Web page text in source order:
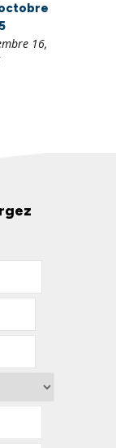
16,